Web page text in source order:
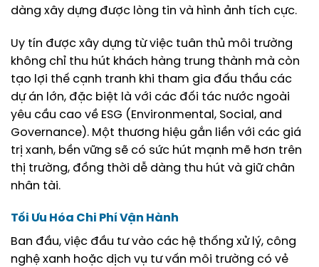
dàng xây dựng được lòng tin và hình ảnh tích cực.
Uy tín được xây dựng từ việc tuân thủ môi trường
không chỉ thu hút khách hàng trung thành mà còn
tạo lợi thế cạnh tranh khi tham gia đấu thầu các
dự án lớn, đặc biệt là với các đối tác nước ngoài
yêu cầu cao về ESG (Environmental, Social, and
Governance). Một thương hiệu gắn liền với các giá
trị xanh, bền vững sẽ có sức hút mạnh mẽ hơn trên
thị trường, đồng thời dễ dàng thu hút và giữ chân
nhân tài.
Tối Ưu Hóa Chi Phí Vận Hành
Ban đầu, việc đầu tư vào các hệ thống xử lý, công
nghệ xanh hoặc dịch vụ tư vấn môi trường có vẻ